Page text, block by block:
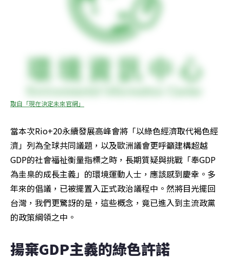
取自「現在決定未來官網」
當本次Rio+20永續發展高峰會將「以綠色經濟取代褐色經
濟」列為全球共同議題，以及歐洲議會更呼籲建構超越
GDP的社會福祉衡量指標之時，長期質疑與挑戰「奉GDP
為圭臬的成長主義」的環境運動人士，應該感到慶幸。多
年來的倡議，已被擺置入正式政治議程中。然將目光擺回
台灣，我們更驚訝的是，這些概念，竟已進入到主流政黨
的政策綱領之中。
揚棄GDP主義的綠色許諾